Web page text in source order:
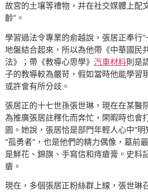
故宮的土壤等禮物，并在社交媒體上配
齡”。
學習過法令專業的俞越說，張居正奉行
地盤結合起來，所以為他帶《中華國民
法》；帶《教導心思學》 汽車材料則是
子的教導較為嚴苛，假如當時他能學習
或許會有所分歧。
張居正的十七世孫張世琳，現在在某醫
為推廣張居註釋化而奔忙，閑暇時也會
園。她說，張居恰是部門年輕人心中“
“孤勇者”，也是他們的精力偶像，墓前
是鮮花、錦旗、手寫信和痔瘡膏。史料
瘡。
現在，多個張居正粉絲群上線，張世琳